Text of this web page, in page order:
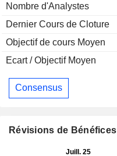
Nombre d'Analystes
Dernier Cours de Cloture
Objectif de cours Moyen
Ecart / Objectif Moyen
Consensus
Révisions de Bénéfices